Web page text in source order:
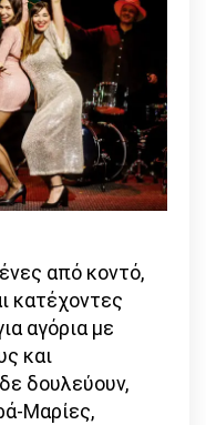
από κοντό,
κατέχοντες
αγόρια με
και
δουλεύουν,
Μαρίες,